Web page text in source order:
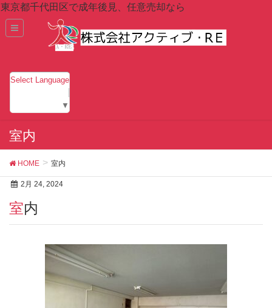
東京都千代田区で成年後見、任意売却なら
Select Language
▼
室内
HOME 室内
2月 24, 2024
室内